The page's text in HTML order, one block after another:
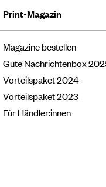
Print-Magazin
Magazine bestellen
Gute Nachrichtenbox
Vorteilspaket 2024
Vorteilspaket 2023
Für Händler:innen